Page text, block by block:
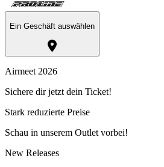
Ein Geschäft auswählen
Airmeet 2026
Sichere dir jetzt dein Ticket!
Stark reduzierte Preise
Schau in unserem Outlet vorbei!
New Releases